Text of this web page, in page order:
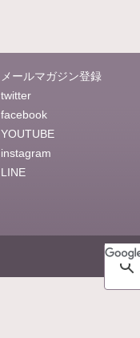
メールマガジン登録
twitter
facebook
YOUTUBE
instagram
LINE